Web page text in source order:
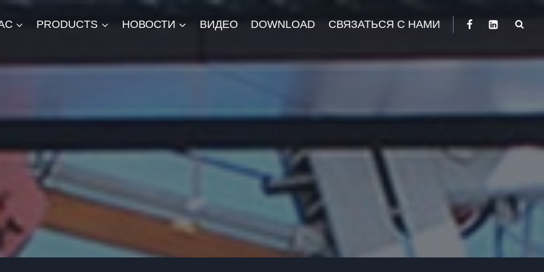
PRODUCTS НОВОСТИ ВИДЕО DOWNLOAD СВЯЗАТЬСЯ С НАМИ